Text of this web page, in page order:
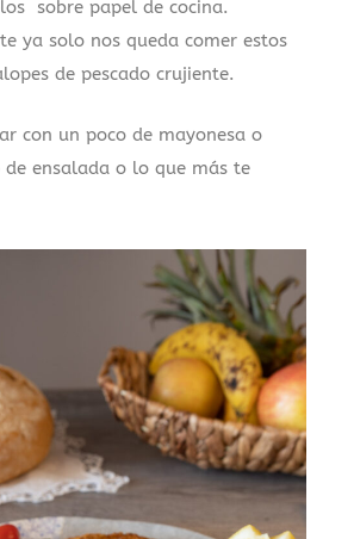
sobre papel de cocina.
ya solo nos queda comer estos
de pescado crujiente.
con un poco de mayonesa o
de ensalada o lo que más te